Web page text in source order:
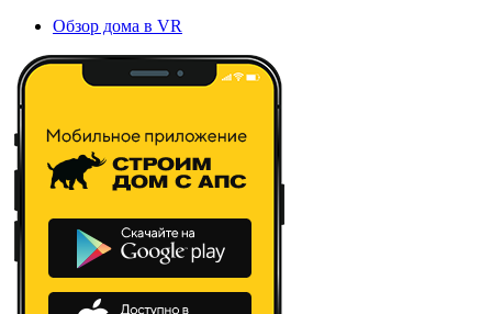
Обзор дома в VR